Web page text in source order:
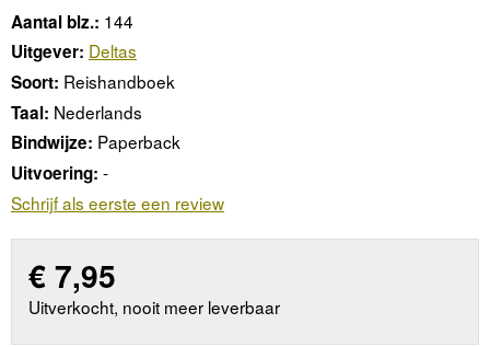
Aantal blz.: 144
Uitgever: Deltas
Soort: Reishandboek
Taal: Nederlands
Bindwijze: Paperback
Uitvoering: -
Schrijf als eerste een review
€7,95
Uitverkocht, nooit meer leverbaar